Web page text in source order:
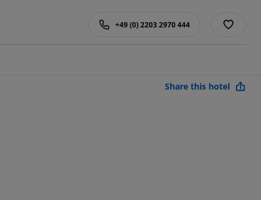
+49 (0) 2203 2970 444
Share this hotel